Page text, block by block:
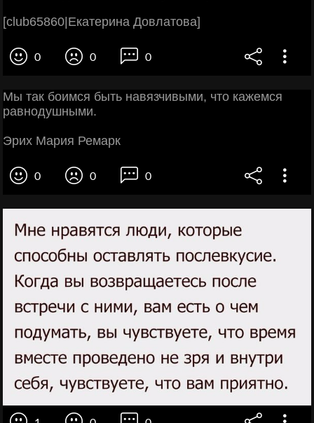
[club65860|Екатерина Довлатова]
0 0 0
Мы так боимся быть навязчивыми, что кажемся
равнодушными.
Эрих Мария Ремарк
0 0 0